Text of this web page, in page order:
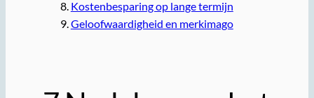
Kostenbesparing op lange termijn
Geloofwaardigheid en merkimago